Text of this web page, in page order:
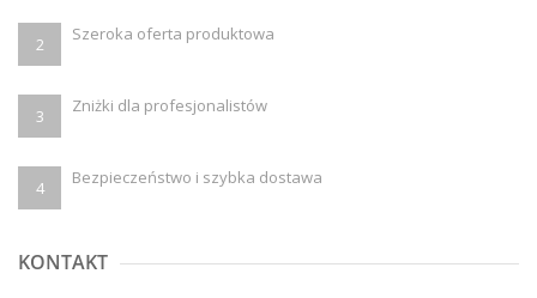
2 Szeroka oferta produktowa
3 Zniżki dla profesjonalistów
4 Bezpieczeństwo i szybka dostawa
KONTAKT